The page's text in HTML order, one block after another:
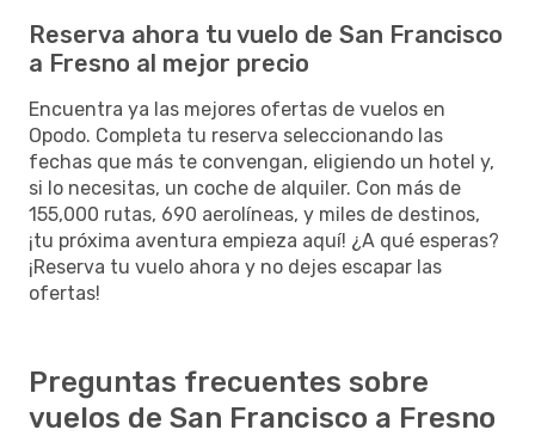
Reserva ahora tu vuelo de San Francisco
a Fresno al mejor precio
Encuentra ya las mejores ofertas de vuelos en
Opodo. Completa tu reserva seleccionando las
fechas que más te convengan, eligiendo un hotel y,
si lo necesitas, un coche de alquiler. Con más de
155,000 rutas, 690 aerolíneas, y miles de destinos,
¡tu próxima aventura empieza aquí! ¿A qué esperas?
¡Reserva tu vuelo ahora y no dejes escapar las
ofertas!
Preguntas frecuentes sobre
vuelos de San Francisco a Fresno